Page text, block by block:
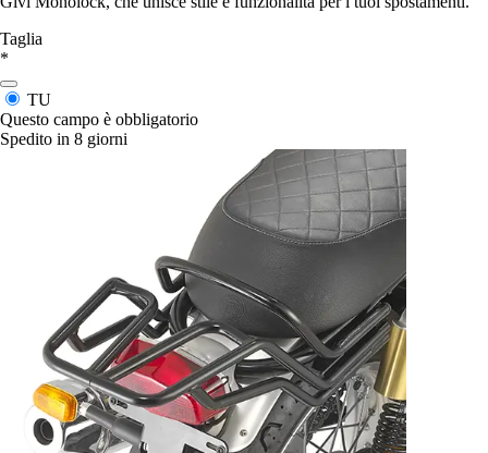
Taglia
*
TU
Questo campo è obbligatorio
Spedito in 8 giorni